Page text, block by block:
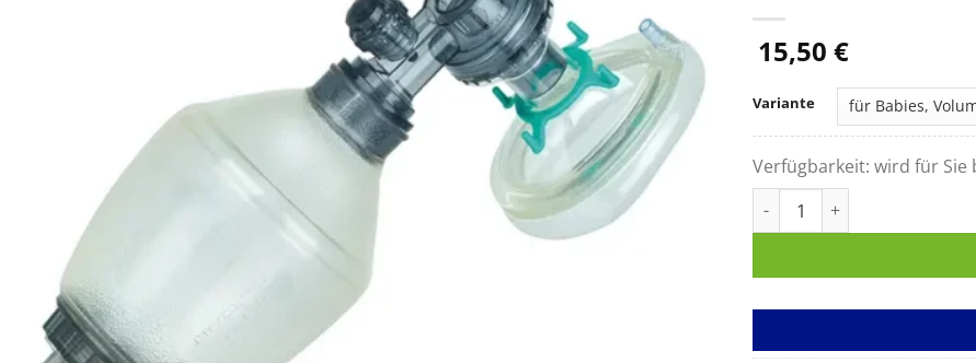
15,50 €
Variante
Verfügbarkeit: wird für Sie